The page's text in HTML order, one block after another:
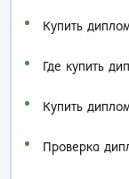
Купить
Где купить
Купить
Проверка